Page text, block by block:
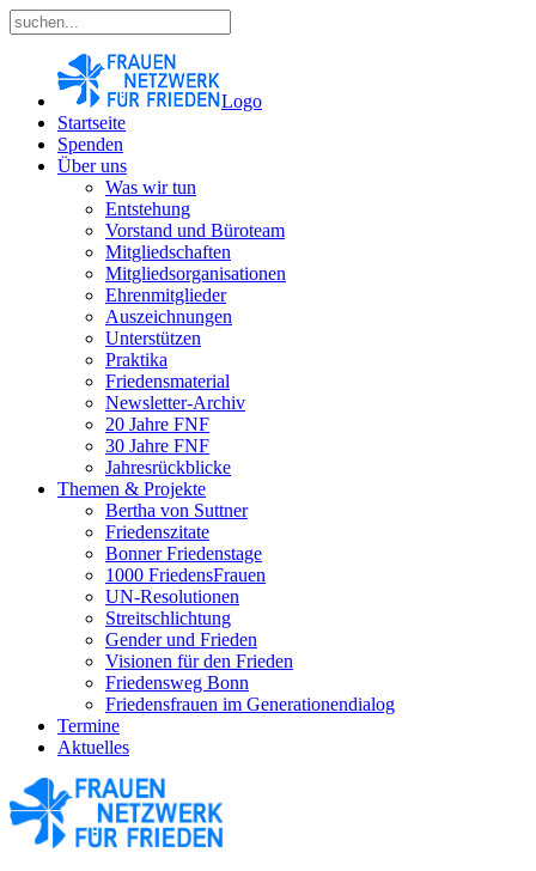
Logo
Startseite
Spenden
Über uns
Was wir tun
Entstehung
Vorstand und Büroteam
Mitgliedschaften
Mitgliedsorganisationen
Ehrenmitglieder
Auszeichnungen
Unterstützen
Praktika
Friedensmaterial
Newsletter-Archiv
20 Jahre FNF
30 Jahre FNF
Jahresrückblicke
Themen & Projekte
Bertha von Suttner
Friedenszitate
Bonner Friedenstage
1000 FriedensFrauen
UN-Resolutionen
Streitschlichtung
Gender und Frieden
Visionen für den Frieden
Friedensweg Bonn
Friedensfrauen im Generationendialog
Termine
Aktuelles